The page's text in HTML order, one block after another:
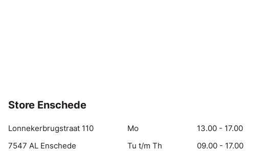
Store Enschede
Lonnekerbrugstraat 110
7547 AL Enschede
Mo
13.00 - 17.00
Tu t/m Th
09.00 - 17.00